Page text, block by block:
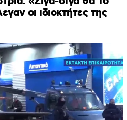
οι ιδιοκτήτες της